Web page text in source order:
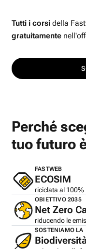
Tutti i corsi della
gratuitamente
Perché
tuo futuro
FASTWEB
ECOSIM
riciclata al 100%
OBIETTIVO 2035
Net Zero
riducendo le
SOSTENIAMO LA